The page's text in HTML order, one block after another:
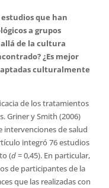
que han
a grupos
de la cultura
¿Es mejor
culturalmente
de los tratamientos
Griner y Smith (2006)
intervenciones de salud
integró 76 estudios
(d= 0,45). En particular,
de participantes de la
que las realizadas con